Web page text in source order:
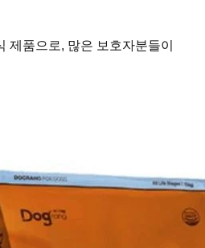
제품으로, 많은 보호자분들이